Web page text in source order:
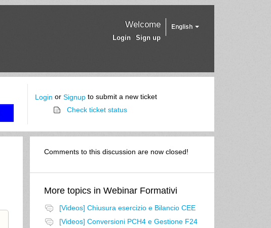
English
Welcome
Login Sign up
Login orSignup to submit a new ticket
Check ticket status
Comments to this discussion are now closed!
More topics in Webinar Formativi
[Videos] Chiusura esercizio e Bilancio CEE
[Videos] Conversioni PCH4 e Gestione F24